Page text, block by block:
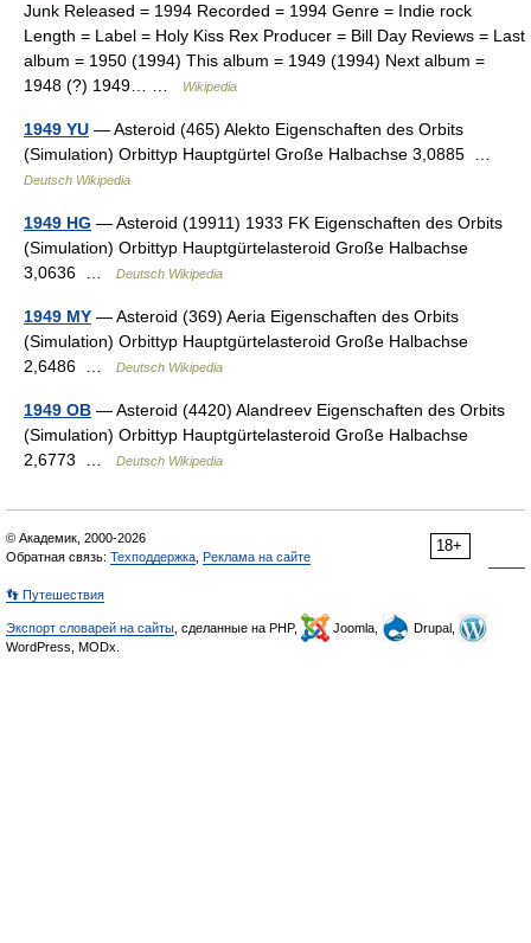
Junk Released = 1994 Recorded = 1994 Genre = Indie rock
Length = Label = Holy Kiss Rex Producer = Bill Day Reviews = Last
album = 1950 (1994) This album = 1949 (1994) Next album =
1948 (?) 1949… …
Wikipedia
1949 YU — Asteroid (465) Alekto Eigenschaften des Orbits
(Simulation) Orbittyp Hauptgürtel Große Halbachse 3,0885 …
Deutsch Wikipedia
1949 HG — Asteroid (19911) 1933 FK Eigenschaften des Orbits
(Simulation) Orbittyp Hauptgürtelasteroid Große Halbachse
3,0636 …
Deutsch Wikipedia
1949 MY — Asteroid (369) Aeria Eigenschaften des Orbits
(Simulation) Orbittyp Hauptgürtelasteroid Große Halbachse
2,6486 …
Deutsch Wikipedia
1949 OB — Asteroid (4420) Alandreev Eigenschaften des Orbits
(Simulation) Orbittyp Hauptgürtelasteroid Große Halbachse
2,6773 …
Deutsch Wikipedia
18+
© Академик, 2000-2026
Обратная связь: Техподдержка Реклама на сайте
👣 Путешествия
Экспорт словарей на сайты , сделанные на PHP, Joomla,
Drupal,
WordPress, MODx.